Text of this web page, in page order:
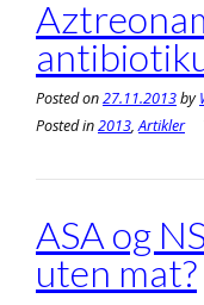
Posted on27.11.2013by
Posted in2013,Artikler
ASA og
uten mat?